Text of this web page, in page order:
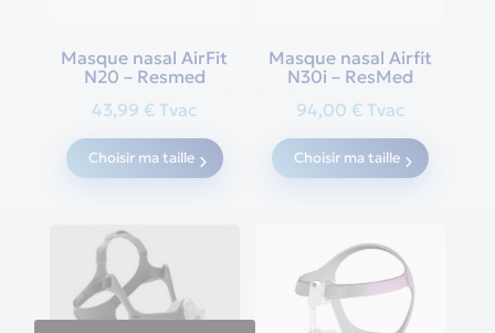
Masque nasal AirFit
N20 – Resmed
43,99€ Tvac
Choisir ma taille
product
Masque nasal Airfit
N30i – ResMed
94,00€ Tvac
Choisir ma taille